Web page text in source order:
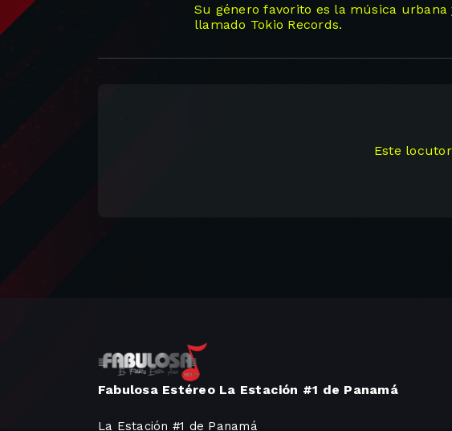
Su género favorito es la música
llamado Tokio Records.
Este
Fabulosa Estéreo La Estación #1 de Panamá
La Estación #1 de Panamá